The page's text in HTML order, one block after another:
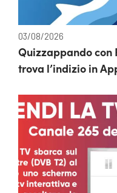
03/08/2026
Quizzappando con
trova l’indizio in